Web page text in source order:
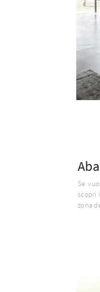
Se
scopri
zona